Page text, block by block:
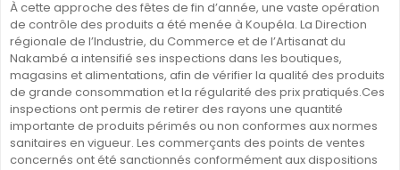
À cette approche des fêtes de fin d’année, une vaste opération
de contrôle des produits a été menée à Koupéla. La Direction
régionale de l’Industrie, du Commerce et de l’Artisanat du
Nakambé a intensifié ses inspections dans les boutiques,
magasins et alimentations, afin de vérifier la qualité des produits
de grande consommation et la régularité des prix pratiqués.Ces
inspections ont permis de retirer des rayons une quantité
importante de produits périmés ou non conformes aux normes
sanitaires en vigueur. Les commerçants des points de ventes
concernés ont été sanctionnés conformément aux dispositions